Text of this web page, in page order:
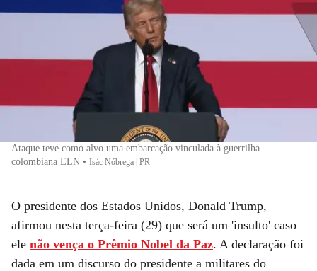
Ataque teve como alvo uma embarcação vinculada à guerrilha
colombiana ELN • Isác Nóbrega | PR
O presidente dos Estados Unidos, Donald Trump,
afirmou nesta terça-feira (29) que será um 'insulto' caso
ele não vença o Prêmio Nobel da Paz. A declaração foi
dada em um discurso do presidente a militares do